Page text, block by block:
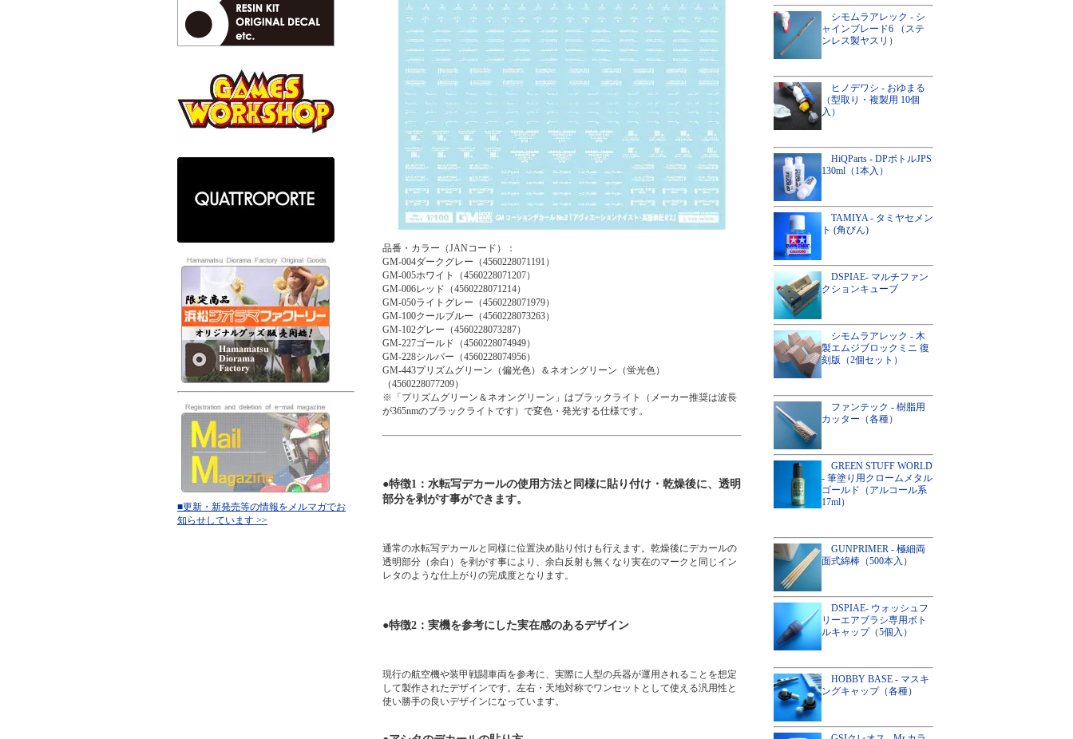
■更新・新発売等の情報をメルマガでお
知らせしています >>
品番・カラー（JANコード）：
GM-004ダークグレー（4560228071191）
GM-005ホワイト（4560228071207）
GM-006レッド（4560228071214）
GM-050ライトグレー（4560228071979）
GM-100クールブルー（4560228073263）
GM-102グレー（4560228073287）
GM-227ゴールド（4560228074949）
GM-228シルバー（4560228074956）
GM-443プリズムグリーン（偏光色）＆ネオングリーン（蛍光色）
（4560228077209）
※「プリズムグリーン＆ネオングリーン」はブラックライト（メーカー推奨は波長
が365nmのブラックライトです）で変色・発光する仕様です。
●特徴1：水転写デカールの使用方法と同様に貼り付け・乾燥後に、透明
部分を剥がす事ができます。
通常の水転写デカールと同様に位置決め貼り付けも行えます。乾燥後にデカールの
透明部分（余白）を剥がす事により、余白反射も無くなり実在のマークと同じイン
レタのような仕上がりの完成度となります。
●特徴2：実機を参考にした実在感のあるデザイン
現行の航空機や装甲戦闘車両を参考に、実際に人型の兵器が運用されることを想定
して製作されたデザインです。左右・天地対称でワンセットとして使える汎用性と
使い勝手の良いデザインになっています。
シモムラアレック - シ
ャインブレード6 （ステ
ンレス製ヤスリ）
ヒノデワシ - おゆまる
（型取り・複製用 10個
入）
HiQParts - DPボトルJPS
130ml（1本入）
TAMIYA - タミヤセメン
ト (角びん)
DSPIAE- マルチファン
クションキューブ
シモムラアレック - 木
製エムジブロックミニ 復
刻版（2個セット）
ファンテック - 樹脂用
カッター（各種）
GREEN STUFF WORLD
- 筆塗り用クロームメタル
ゴールド（アルコール系
17ml）
GUNPRIMER - 極細両
面式綿棒（500本入）
DSPIAE- ウォッシュフ
リーエアブラシ専用ボト
ルキャップ（5個入）
HOBBY BASE - マスキ
ングキャップ（各種）